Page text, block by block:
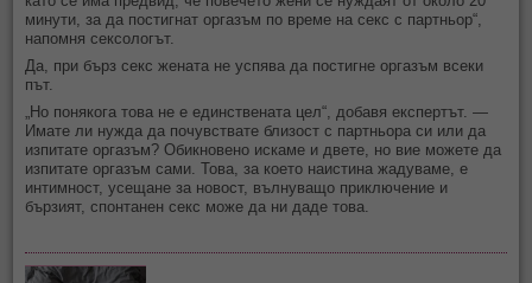
минути, за да постигнат оргазъм по време на секс с партньор“,
напомня сексологът.
Да, при бърз секс жената не успява да постигне оргазъм всеки
път.
„Но понякога това не е единствената цел“, добавя експертът. —
Имате ли нужда да почувствате близост с партньора си или да
изпитате оргазъм? Обикновено искаме и двете, но вие можете да
изпитате оргазъм сами. Това, за което наистина жадуваме, е
интимност, усещане за новост, вълнуващо приключение и
бързият, спонтанен секс може да ни даде това.